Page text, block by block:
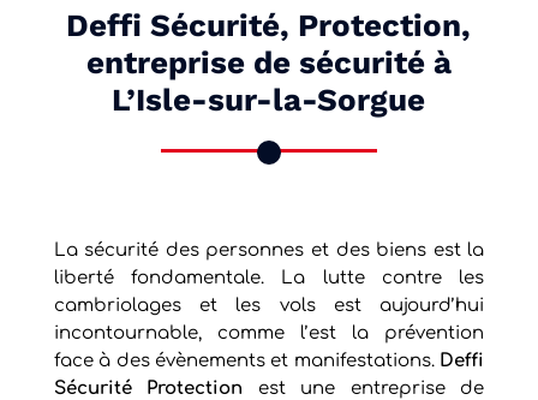
Deffi Sécurité, Protection,
entreprise de sécurité à
L’Isle-sur-la-Sorgue
La sécurité des personnes et des biens est la
liberté fondamentale. La lutte contre les
cambriolages et les vols est aujourd’hui
incontournable, comme l’est la prévention
face à des évènements et manifestations. Deffi
Sécurité Protection est une entreprise de